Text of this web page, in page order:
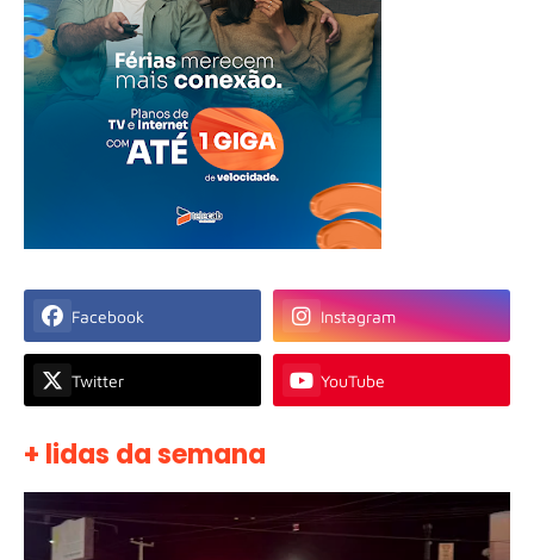
Facebook Instagram
Twitter YouTube
+ lidas da semana